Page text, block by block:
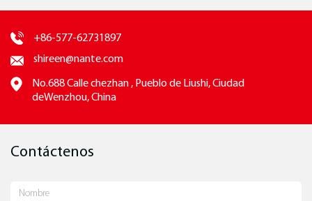
+86-577-62731897
shireen@nante.com
No.688 Calle chezhan , Pueblo de Liushi, Ciudad
deWenzhou, China
Contáctenos